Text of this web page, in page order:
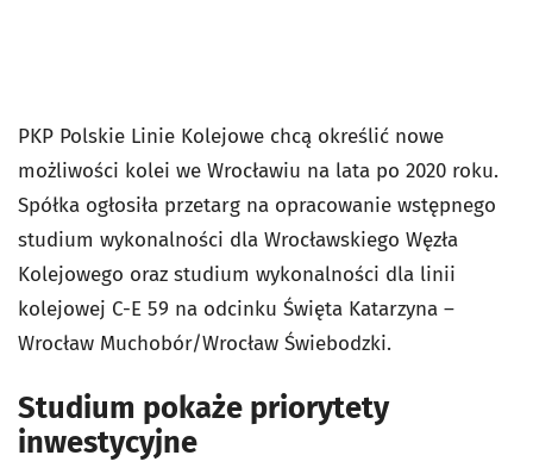
PKP Polskie Linie Kolejowe chcą określić nowe
możliwości kolei we Wrocławiu na lata po 2020 roku.
Spółka ogłosiła przetarg na opracowanie wstępnego
studium wykonalności dla Wrocławskiego Węzła
Kolejowego oraz studium wykonalności dla linii
kolejowej C-E 59 na odcinku Święta Katarzyna –
Wrocław Muchobór/Wrocław Świebodzki.
Studium pokaże priorytety
inwestycyjne